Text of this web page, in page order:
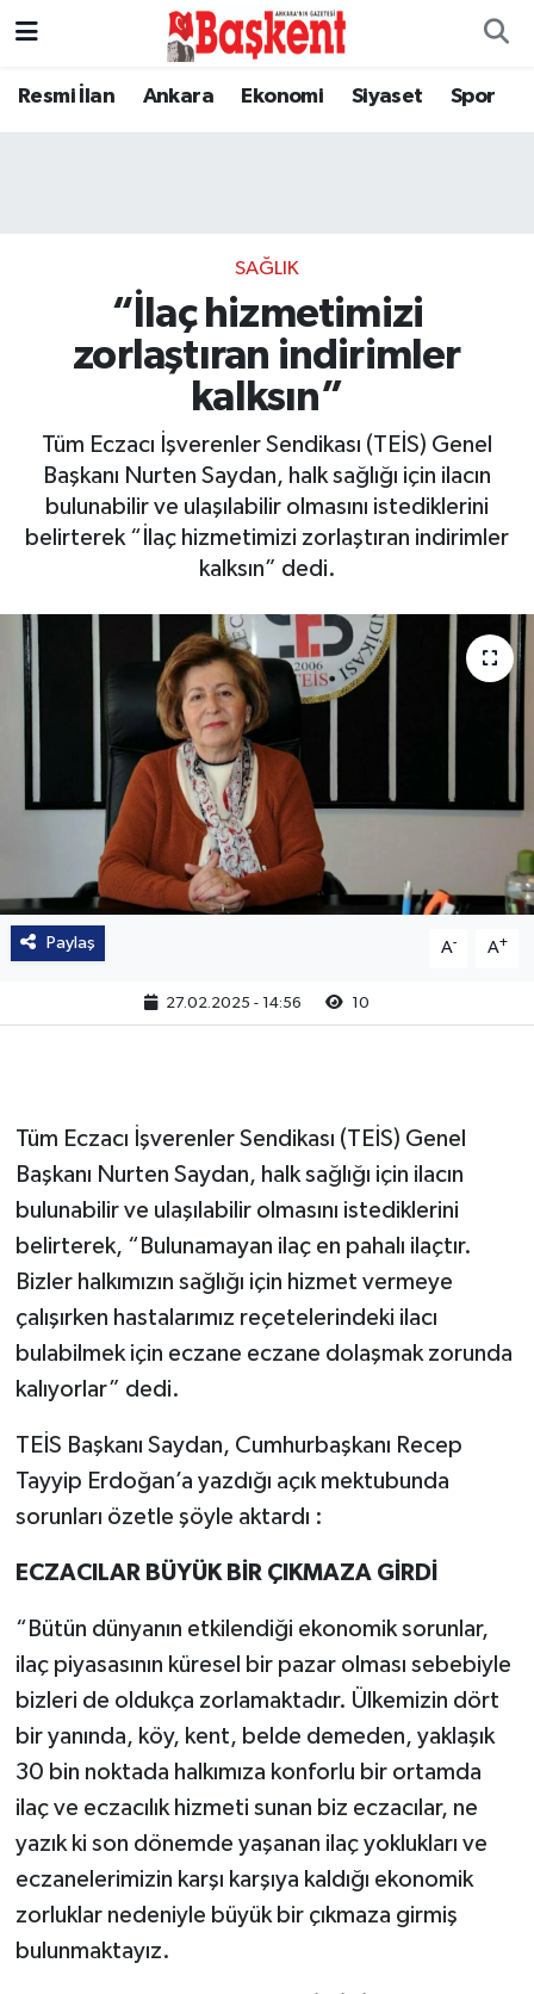
Resmi İlan Ankara Ekonomi Siyaset Spor
SAĞLIK
“İlaç hizmetimizi
zorlaştıran indirimler
kalksın”
Tüm Eczacı İşverenler Sendikası (TEİS) Genel
Başkanı Nurten Saydan, halk sağlığı için ilacın
bulunabilir ve ulaşılabilir olmasını istediklerini
belirterek “İlaç hizmetimizi zorlaştıran indirimler
kalksın” dedi.
Paylaş A- A+
27.02.2025 - 14:56 10
Tüm Eczacı İşverenler Sendikası (TEİS) Genel
Başkanı Nurten Saydan, halk sağlığı için ilacın
bulunabilir ve ulaşılabilir olmasını istediklerini
belirterek, “Bulunamayan ilaç en pahalı ilaçtır.
Bizler halkımızın sağlığı için hizmet vermeye
çalışırken hastalarımız reçetelerindeki ilacı
bulabilmek için eczane eczane dolaşmak zorunda
kalıyorlar” dedi.
TEİS Başkanı Saydan, Cumhurbaşkanı Recep
Tayyip Erdoğan’a yazdığı açık mektubunda
sorunları özetle şöyle aktardı :
ECZACILAR BÜYÜK BİR ÇIKMAZA GİRDİ
“Bütün dünyanın etkilendiği ekonomik sorunlar,
ilaç piyasasının küresel bir pazar olması sebebiyle
bizleri de oldukça zorlamaktadır. Ülkemizin dört
bir yanında, köy, kent, belde demeden, yaklaşık
30 bin noktada halkımıza konforlu bir ortamda
ilaç ve eczacılık hizmeti sunan biz eczacılar, ne
yazık ki son dönemde yaşanan ilaç yoklukları ve
eczanelerimizin karşı karşıya kaldığı ekonomik
zorluklar nedeniyle büyük bir çıkmaza girmiş
bulunmaktayız.